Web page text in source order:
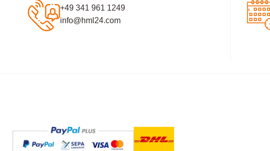
+49 341 961 1249
info@hml24.com